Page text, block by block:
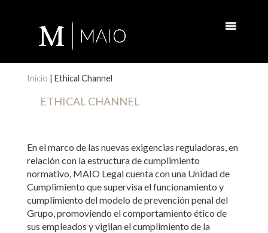
Inicio | Ethical Channel
ETHICAL CHANNEL
En el marco de las nuevas exigencias reguladoras, en
relación con la estructura de cumplimiento
normativo, MAIO Legal cuenta con una Unidad de
Cumplimiento que supervisa el funcionamiento y
cumplimiento del modelo de prevención penal del
Grupo, promoviendo el comportamiento ético de
sus empleados y vigilan el cumplimiento de la